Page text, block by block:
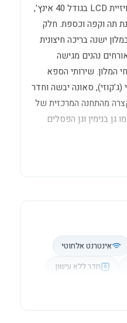
בלבד ומציע חדרים ממוזגים עם טלוויזיית LCD בגודל 40 אינץ',
תה וקפה וכספת. חלק
ישנה בריכה חיצונית
נהנים מגישה
המלון. שירותי הספא
סאונה יבשה וחדר
מהתחנה המרכזית של
כמו גן בנימין וגן הפסלים
אינטרנט אלחוטי
חדר ללא עישון